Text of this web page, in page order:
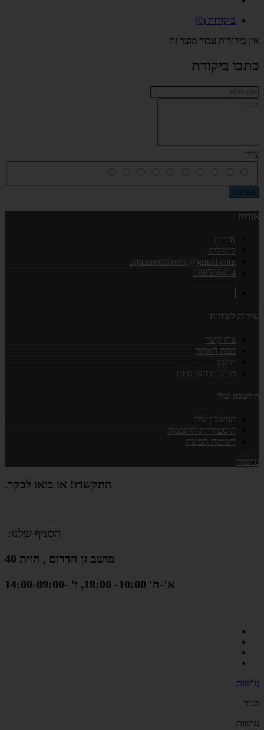
ביקורות (0)
אין ביקורות עבור מוצר זה
כתבו ביקורת
ציון
שמירה
אודות
אודות
ביטולים
aquasportstore1@gmail.com
088566404
שירות לקוחות
צרו קשר
מפת האתר
תקנון
מדיניות הפרטיות
החשבון שלי
החשבון שלי
היסטוריית ההזמנות
רשימת תפוצה
נגישות
התקשרו! או בואו לבקר.
הסניף שלנו:
מושב גן הדרום , הזית 40
א'-ה' 10:00- 18:00, ו' -14:00-09:00
נגישות
סגור
נגישות